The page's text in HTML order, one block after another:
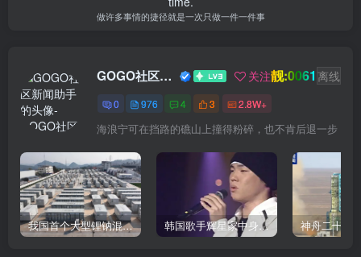
做许多事情的捷径就是一次只做一件一件事
GOGO社区新闻助手 关注靓:0061 离线
0 976 4 3 2.8W+
海浪宁可在挡路的礁山上撞得粉碎，也不肯后退一步
我国首个大型锂钠混合储能站投产，开启储能新时代 韩国歌手辉星家中身亡，终年43岁，警方调查死因